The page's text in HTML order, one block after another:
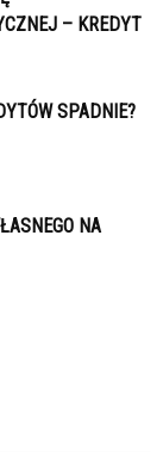
– KREDYT
SPADNIE?
NA